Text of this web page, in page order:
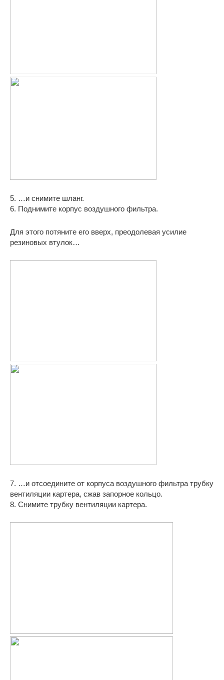
5. …и снимите шланг.
6. Поднимите корпус воздушного фильтра.
Для этого потяните его вверх, преодолевая усилие
резиновых втулок…
7. …и отсоедините от корпуса воздушного фильтра трубку
вентиляции картера, сжав запорное кольцо.
8. Снимите трубку вентиляции картера.